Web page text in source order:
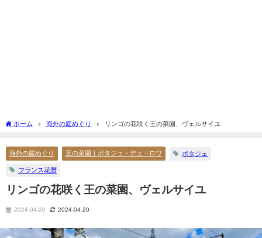
ホーム 海外の庭めぐり リンゴの花咲く王の菜園、ヴェルサイユ
海外の庭めぐり 王の菜園｜ポタジェ・デュ・ロワ ポタジェ
フランス花暦
リンゴの花咲く王の菜園、ヴェルサイユ
2024-04-20 2024-04-20